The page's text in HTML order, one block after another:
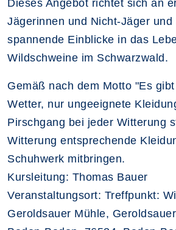
Dieses Angebot richtet sich an
Jägerinnen und Nicht-Jäger und
spannende Einblicke in das
Wildschweine im Schwarzwald.
Gemäß nach dem Motto "Es
Wetter, nur ungeeignete
Pirschgang bei jeder Witterung
Witterung entsprechende
Schuhwerk mitbringen.
Kursleitung: Thomas Bauer
Veranstaltungsort: Treffpunkt:
Geroldsauer Mühle,